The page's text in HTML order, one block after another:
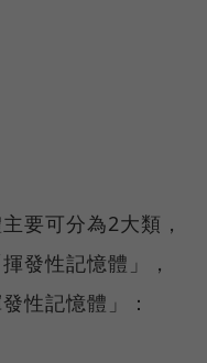
要可分為2大類，
發性記憶體」，
性記憶體」：